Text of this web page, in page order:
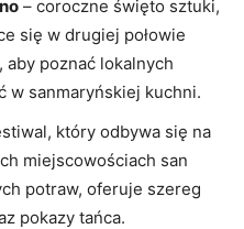
– coroczne​ święto ​sztuki,
się w drugiej​ połowie
⁢aby poznać lokalnych
‌w‍ sanmaryńskiej kuchni.
który odbywa się na
miejscowościach san‌
potraw, oferuje szereg
pokazy tańca.